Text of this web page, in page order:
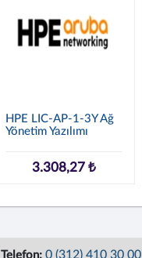
HPE LIC-AP-1-3Y Ağ
Yönetim Yazılımı
3.308,27 ₺
Telefon: 0 (312) 410 30 00